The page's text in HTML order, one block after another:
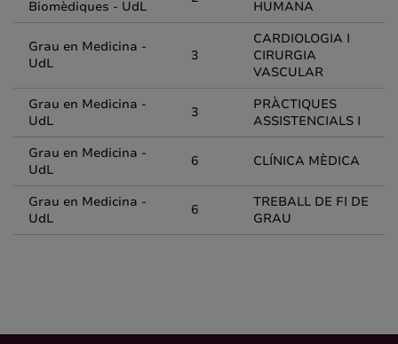
Biomèdiques - UdL
HUMANA
Grau en Medicina -
UdL
3
CARDIOLOGIA I
CIRURGIA
VASCULAR
Grau en Medicina -
UdL
3
PRÀCTIQUES
ASSISTENCIALS I
Grau en Medicina -
UdL
6 CLÍNICA MÈDICA
Grau en Medicina -
UdL
6
TREBALL DE FI DE
GRAU